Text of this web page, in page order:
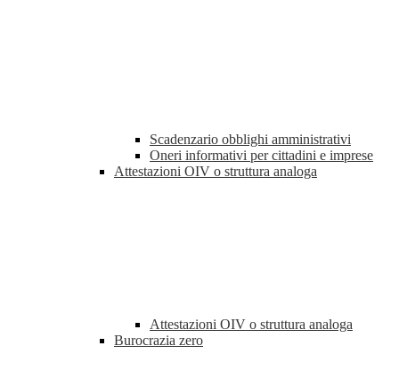
Scadenzario obblighi amministrativi
Oneri informativi per cittadini e imprese
Attestazioni OIV o struttura analoga
Attestazioni OIV o struttura analoga
Burocrazia zero